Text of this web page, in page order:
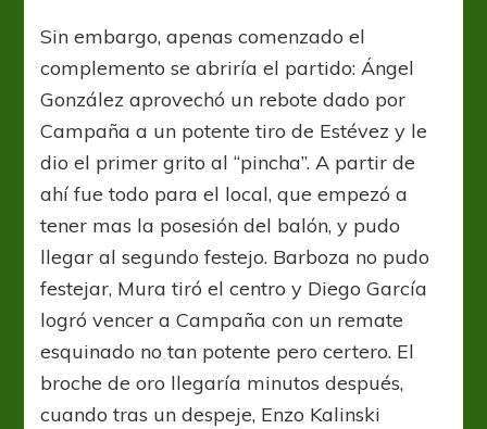
Sin embargo, apenas comenzado el
complemento se abriría el partido: Ángel
González aprovechó un rebote dado por
Campaña a un potente tiro de Estévez y le
dio el primer grito al “pincha”. A partir de
ahí fue todo para el local, que empezó a
tener mas la posesión del balón, y pudo
llegar al segundo festejo. Barboza no pudo
festejar, Mura tiró el centro y Diego García
logró vencer a Campaña con un remate
esquinado no tan potente pero certero. El
broche de oro llegaría minutos después,
cuando tras un despeje, Enzo Kalinski